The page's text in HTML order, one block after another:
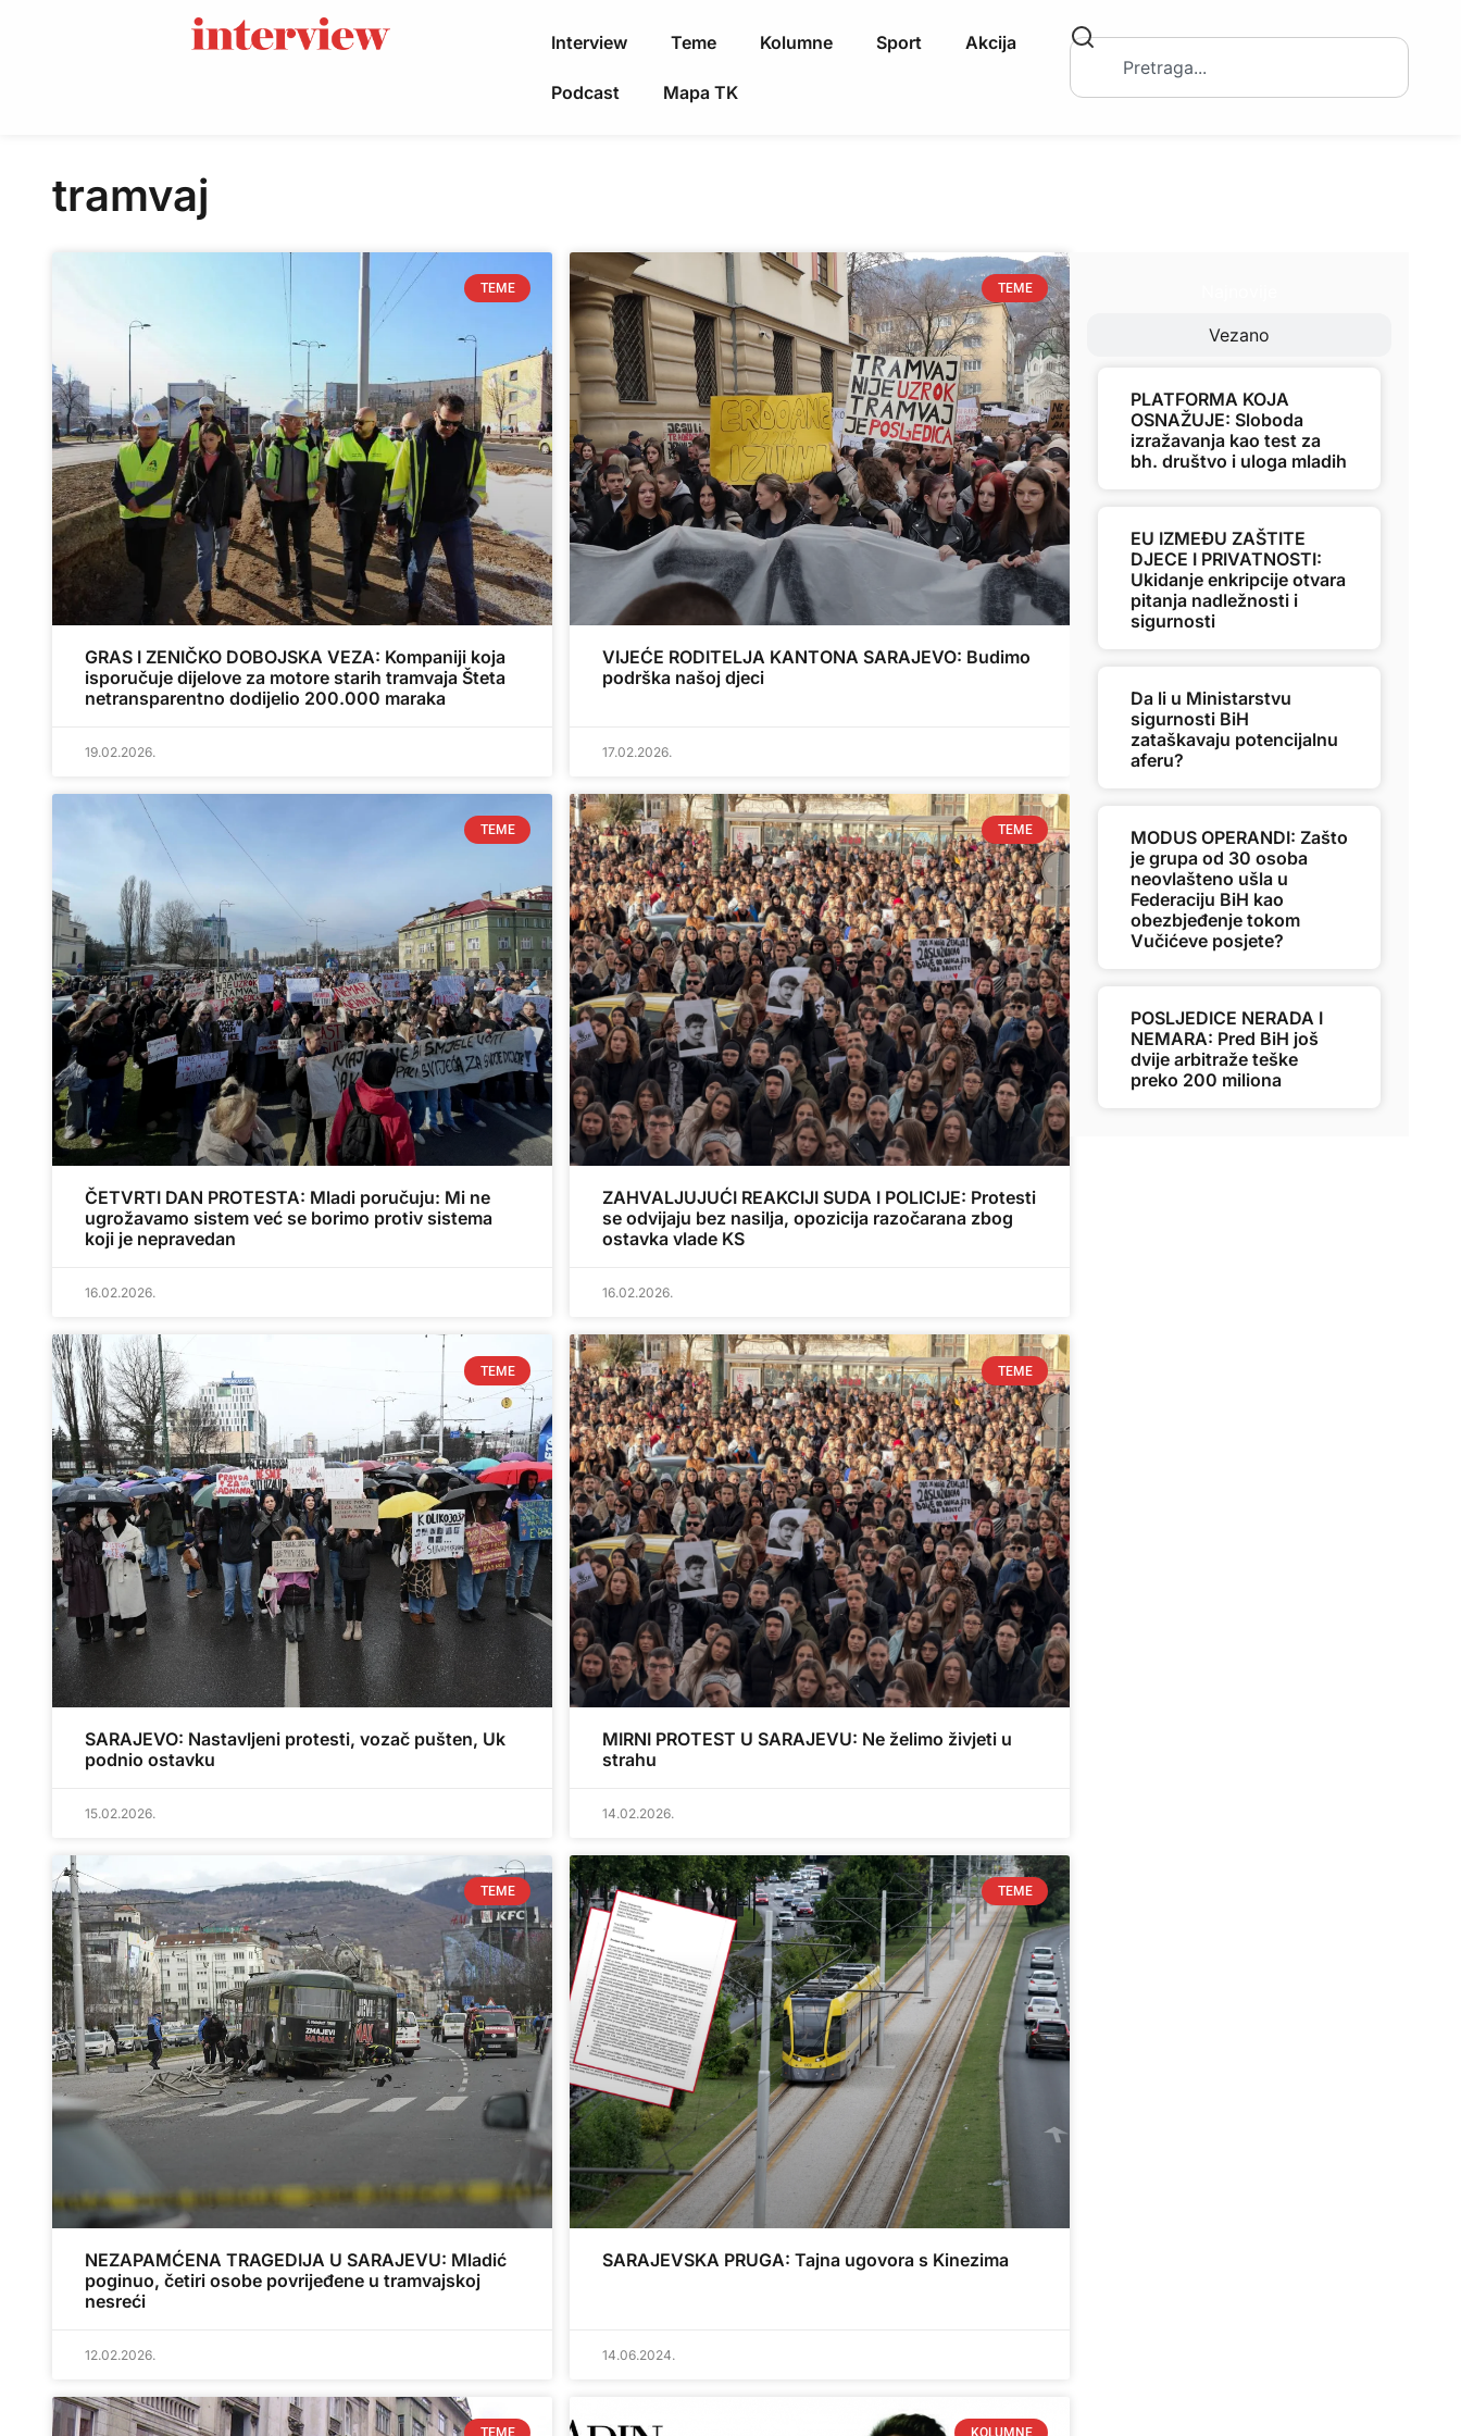
Interview Teme Kolumne Sport Akcija
Podcast Mapa TK
tramvaj
TEME
GRAS I ZENIČKO DOBOJSKA VEZA: Kompaniji koja
isporučuje dijelove za motore starih tramvaja Šteta
netransparentno dodijelio 200.000 maraka
19.02.2026.
TEME
VIJEĆE RODITELJA KANTONA SARAJEVO: Budimo
podrška našoj djeci
17.02.2026.
TEME
ČETVRTI DAN PROTESTA: Mladi poručuju: Mi ne
ugrožavamo sistem već se borimo protiv sistema
koji je nepravedan
16.02.2026.
TEME
ZAHVALJUJUĆI REAKCIJI SUDA I POLICIJE: Protesti
se odvijaju bez nasilja, opozicija razočarana zbog
ostavka vlade KS
16.02.2026.
TEME
SARAJEVO: Nastavljeni protesti, vozač pušten, Uk
podnio ostavku
15.02.2026.
TEME
MIRNI PROTEST U SARAJEVU: Ne želimo živjeti u
strahu
14.02.2026.
TEME
NEZAPAMĆENA TRAGEDIJA U SARAJEVU: Mladić
poginuo, četiri osobe povrijeđene u tramvajskoj
nesreći
12.02.2026.
TEME
SARAJEVSKA PRUGA: Tajna ugovora s Kinezima
14.06.2024.
TEME KOLUMNE
Vezano
PLATFORMA KOJA
OSNAŽUJE: Sloboda
izražavanja kao test za
bh. društvo i uloga mladih
EU IZMEĐU ZAŠTITE
DJECE I PRIVATNOSTI:
Ukidanje enkripcije otvara
pitanja nadležnosti i
sigurnosti
Da li u Ministarstvu
sigurnosti BiH
zataškavaju potencijalnu
aferu?
MODUS OPERANDI: Zašto
je grupa od 30 osoba
neovlašteno ušla u
Federaciju BiH kao
obezbjeđenje tokom
Vučićeve posjete?
POSLJEDICE NERADA I
NEMARA: Pred BiH još
dvije arbitraže teške
preko 200 miliona